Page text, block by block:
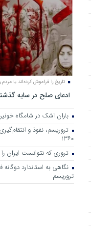
تاریخ را فراموش کرده‌اند یا مردم
ادعای صلح در سایه
باران اشک در شامگاه خونین 7
۱۳۶۰
تروری که نتوانست ایران را
نگاهی به استاندارد دوگانه
تروریسم